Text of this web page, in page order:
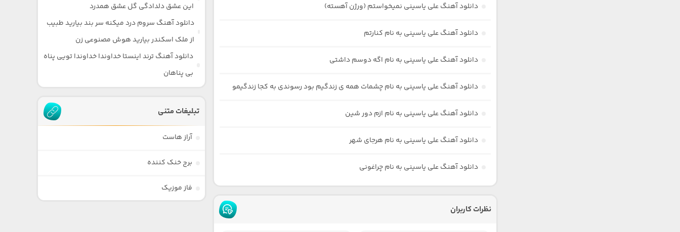
دانلود آهنگ علی یاسینی نمیخواستم (ورژن آهسته)
دانلود آهنگ علی یاسینی به نام کنارتم
دانلود آهنگ علی یاسینی به نام اگه دوسم داشتی
دانلود آهنگ علی یاسینی به نام چشمات همه ی زندگیم بود رسوندی به کجا زندگیمو
دانلود آهنگ علی یاسینی به نام ازم دور شین
دانلود آهنگ علی یاسینی به نام هرجای شهر
دانلود آهنگ علی یاسینی به نام چراغونی
نظرات کاربران
این عشق دلدادگی گل عشق همدرد
دانلود آهنگ سروم درد میکنه سر بند بیارید طبیب
از ملک اسکندر بیارید هوش مصنوعی زن
دانلود آهنگ ترند اینستا خداوندا خداوندا تویی پناه
بی پناهان
تبلیغات متنی
آراز هاست
برج خنک کننده
فاز موزیک